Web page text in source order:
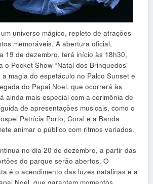
universo mágico, repleto de atrações
memoráveis. A abertura oficial,
19 de dezembro, terá início às 18h30,
o Pocket Show “Natal dos Brinquedos”
magia do espetáculo no Palco Sunset e
do Papai Noel, que ocorrerá às
ainda mais especial com a cerimônia de
de apresentações musicais, como o
Patrícia Porto, Coral e a Banda
animar o público com ritmos variados.
no dia 20 de dezembro, a partir das
do parque serão abertos. O
é o acendimento das luzes natalinas e a
Noel, que garantem momentos